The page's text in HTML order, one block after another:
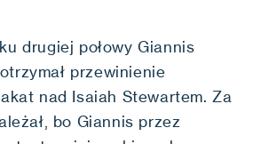
drugiej połowy Giannis
przewinienie
nad Isaiah Stewartem. Za
bo Giannis przez